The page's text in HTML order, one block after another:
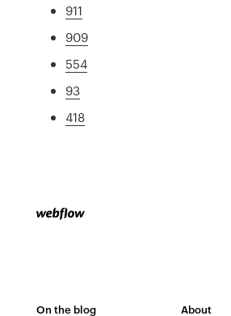
911
909
554
93
418
On the blog About